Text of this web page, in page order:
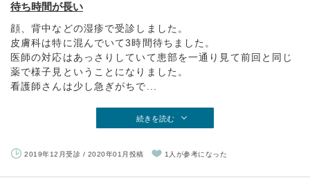
待ち時間が長い
顔、背中などの湿疹で受診しました。
皮膚科は特に混んでいて3時間待ちました。
医師の対応はあっさりしていて患部を一通り見て前回と同じ
薬で様子見ということになりました。
看護師さんは少し急ぎがちで...
続きを読む
2019年12月受診 / 2020年01月投稿 1人が参考になった